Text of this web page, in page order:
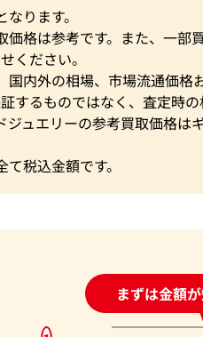
ります。
価格は参考です。また、一部
ください。
国内外の相場、市場流通価格
するものではなく、査定時
ジュエリーの参考買取価格は
税込金額です。
まずは金額
24時間受付中!